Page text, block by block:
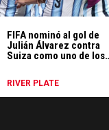
FIFA nominó al gol de
Julián Álvarez contra
Suiza como uno de los
RIVER PLATE